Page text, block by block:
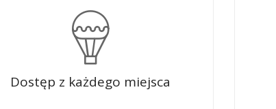
Dostęp z każdego miejsca